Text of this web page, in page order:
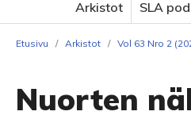
Arkistot
SLA
Etusivu / Arkistot / Vol 63 Nro 2
Nuorten